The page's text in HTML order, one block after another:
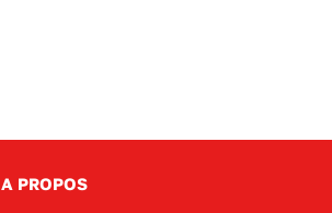
A PROPOS